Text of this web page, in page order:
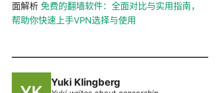
面解析 免费的翻墙软件：全面对比与实用指南，
帮助你快速上手VPN选择与使用
Yuki Klingberg